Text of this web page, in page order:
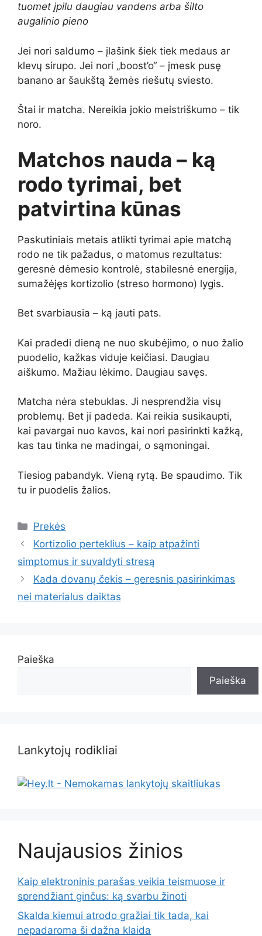
tuomet įpilu daugiau vandens arba šilto
augalinio pieno
Jei nori saldumo – įlašink šiek tiek medaus ar
klevų sirupo. Jei nori „boost’o“ – įmesk pusę
banano ar šaukštą žemės riešutų sviesto.
Štai ir matcha. Nereikia jokio meistriškumo – tik
noro.
Matchos nauda – ką
rodo tyrimai, bet
patvirtina kūnas
Paskutiniais metais atlikti tyrimai apie matchą
rodo ne tik pažadus, o matomus rezultatus:
geresnė dėmesio kontrolė, stabilesnė energija,
sumažėjęs kortizolio (streso hormono) lygis.
Bet svarbiausia – ką jauti pats.
Kai pradedi dieną ne nuo skubėjimo, o nuo žalio
puodelio, kažkas viduje keičiasi. Daugiau
aiškumo. Mažiau lėkimo. Daugiau savęs.
Matcha nėra stebuklas. Ji nesprendžia visų
problemų. Bet ji padeda. Kai reikia susikaupti,
kai pavargai nuo kavos, kai nori pasirinkti kažką,
kas tau tinka ne madingai, o sąmoningai.
Tiesiog pabandyk. Vieną rytą. Be spaudimo. Tik
tu ir puodelis žalios.
Kategorijos
Prekės
Kortizolio perteklius – kaip atpažinti
simptomus ir suvaldyti stresą
Kada dovanų čekis – geresnis pasirinkimas
nei materialus daiktas
Paieška
Paieška
Lankytojų rodikliai
Naujausios žinios
Kaip elektroninis parašas veikia teismuose ir
sprendžiant ginčus: ką svarbu žinoti
Skalda kiemui atrodo gražiai tik tada, kai
nepadaroma ši dažna klaida